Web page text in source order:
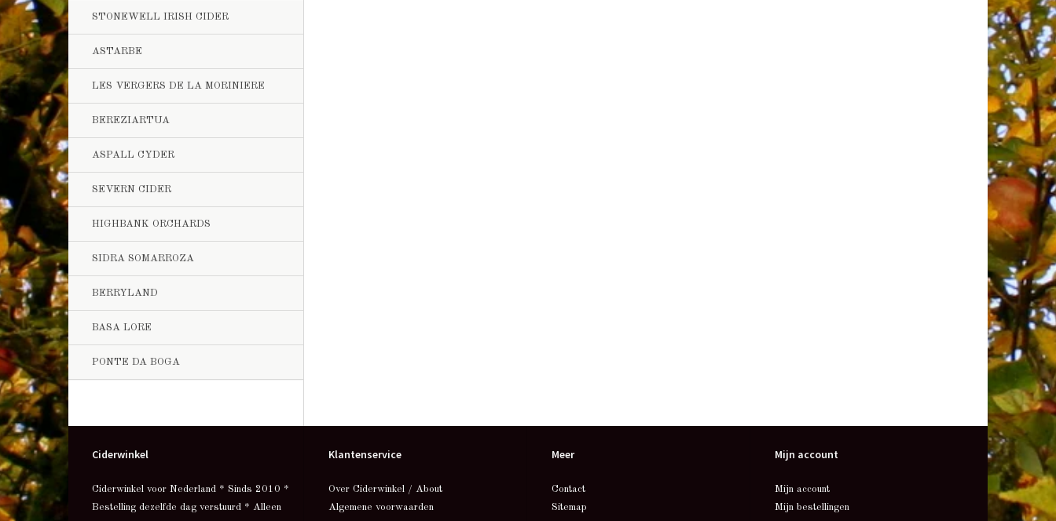
STONEWELL IRISH CIDER
ASTARBE
LES VERGERS DE LA MORINIERE
BEREZIARTUA
ASPALL CYDER
SEVERN CIDER
HIGHBANK ORCHARDS
SIDRA SOMARROZA
BERRYLAND
BASA LORE
PONTE DA BOGA
Ciderwinkel
Ciderwinkel voor Nederland * Sinds 2010 *
Bestelling dezelfde dag verstuurd * Alleen
Klantenservice
Over Ciderwinkel / About
Algemene voorwaarden
Meer
Contact
Sitemap
Mijn account
Mijn account
Mijn bestellingen